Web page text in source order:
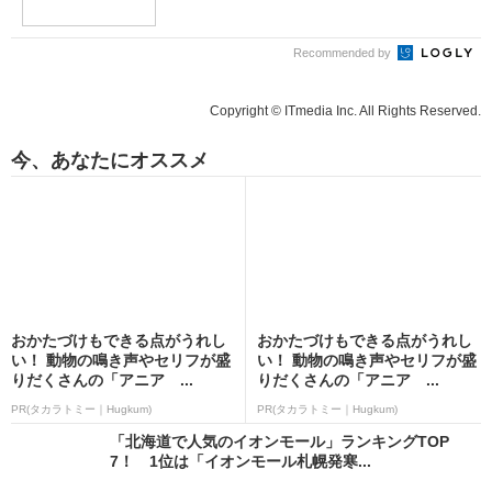
Recommended by
Copyright © ITmedia Inc. All Rights Reserved.
今、あなたにオススメ
おかたづけもできる点がうれし
い！ 動物の鳴き声やセリフが盛
りだくさんの「アニア ...
PR(タカラトミー｜Hugkum)
おかたづけもできる点がうれし
い！ 動物の鳴き声やセリフが盛
りだくさんの「アニア ...
PR(タカラトミー｜Hugkum)
「北海道で人気のイオンモール」ランキングTOP
7！ 1位は「イオンモール札幌発寒...